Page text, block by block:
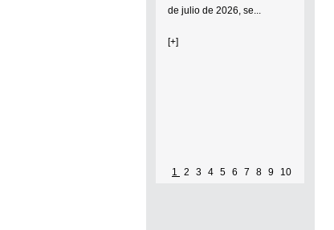
de julio de 2026, se...
[+]
1 2 3 4 5 6 7 8 9 10